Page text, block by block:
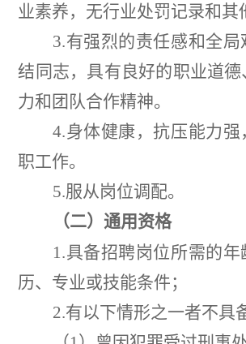
业素养，无行业处罚记录和其
3.有强烈的责任感和全局
结同志，具有良好的职业道
力和团队合作精神。
4.身体健康，抗压能力强
职工作。
5.服从岗位调配。
（二）通用资格
1.具备招聘岗位所需的年
历、专业或技能条件；
2.有以下情形之一者不具